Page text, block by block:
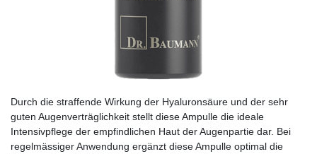
Durch die straffende Wirkung der Hyaluronsäure und der sehr
guten Augenverträglichkeit stellt diese Ampulle die ideale
Intensivpflege der empfindlichen Haut der Augenpartie dar. Bei
regelmässiger Anwendung ergänzt diese Ampulle optimal die